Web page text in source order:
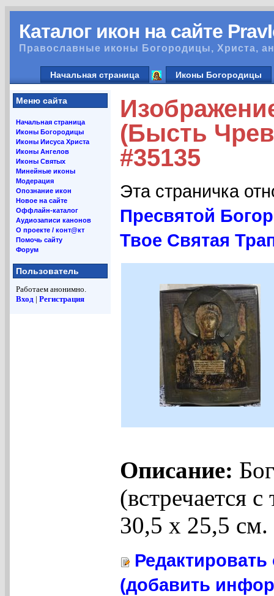
Каталог икон на сайте
Православные иконы Богородицы, Христа,
Начальная страница Иконы Богородицы
Меню сайта
Начальная страница
Иконы Богородицы
Иконы Иисуса Христа
Иконы Ангелов
Иконы Святых
Минейные иконы
Модерация
Опознание икон
Новое на сайте
Оффлайн-каталог
Аудиозаписи канонов
О проекте / конт@кт
Помочь сайту
Форум
Пользователь
Работаем анонимно.
Вход | Регистрация
(Бысть
#35135
Эта страничка
Пресвятой
Твое Святая
Описание:
(встречается
30,5 х 25,5 см.
(добавить